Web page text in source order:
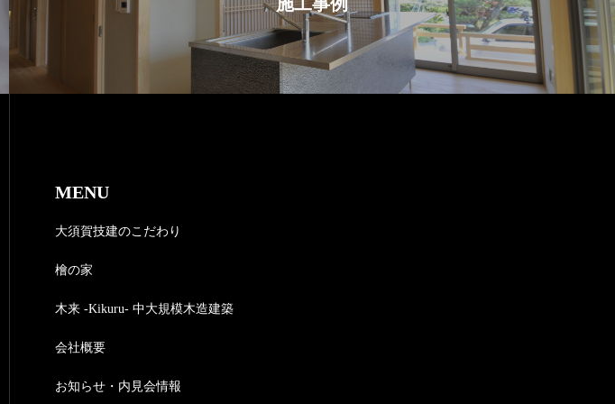
MENU
大須賀技建のこだわり
檜の家
木来 -Kikuru- 中大規模木造建築
会社概要
お知らせ・内見会情報